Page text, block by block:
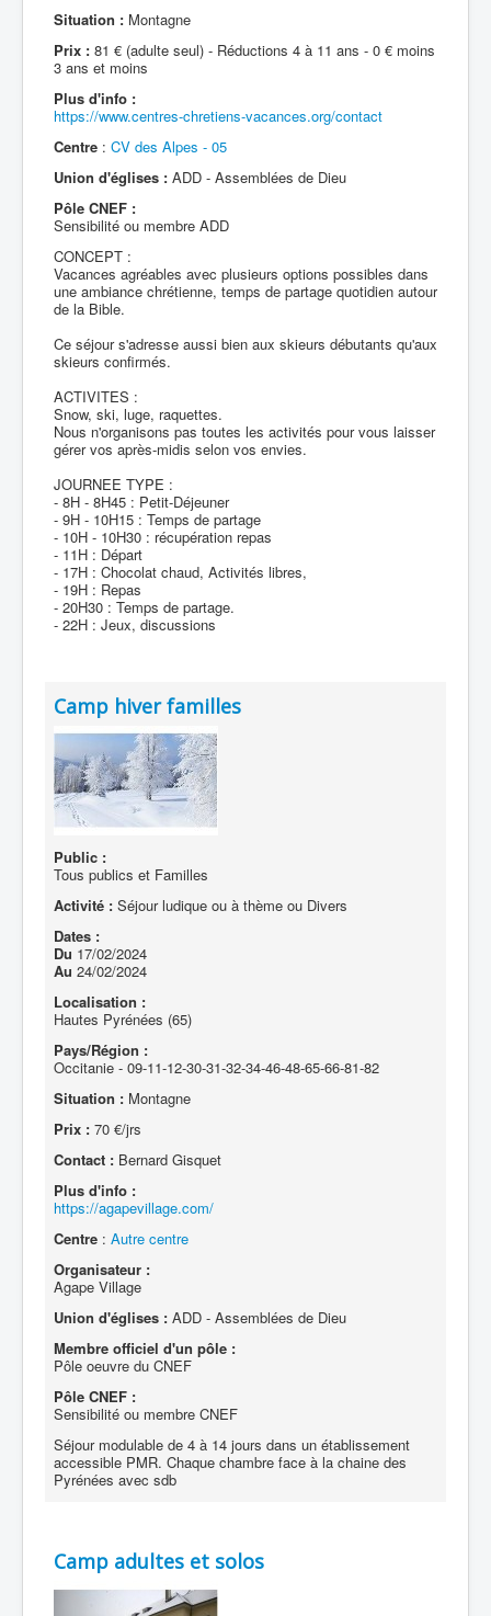
Situation : Montagne
Prix : 81 € (adulte seul) - Réductions 4 à 11 ans - 0 € moins
3 ans et moins
Plus d'info :
https://www.centres-chretiens-vacances.org/contact
Centre : CV des Alpes - 05
Union d'églises : ADD - Assemblées de Dieu
Pôle CNEF :
Sensibilité ou membre ADD
CONCEPT :
Vacances agréables avec plusieurs options possibles dans
une ambiance chrétienne, temps de partage quotidien autour
de la Bible.
Ce séjour s'adresse aussi bien aux skieurs débutants qu'aux
skieurs confirmés.
ACTIVITES :
Snow, ski, luge, raquettes.
Nous n'organisons pas toutes les activités pour vous laisser
gérer vos après-midis selon vos envies.
JOURNEE TYPE :
- 8H - 8H45 : Petit-Déjeuner
- 9H - 10H15 : Temps de partage
- 10H - 10H30 : récupération repas
- 11H : Départ
- 17H : Chocolat chaud, Activités libres,
- 19H : Repas
- 20H30 : Temps de partage.
- 22H : Jeux, discussions
Camp hiver familles
Public :
Tous publics et Familles
Activité : Séjour ludique ou à thème ou Divers
Dates :
Du 17/02/2024
Au 24/02/2024
Localisation :
Hautes Pyrénées (65)
Pays/Région :
Occitanie - 09-11-12-30-31-32-34-46-48-65-66-81-82
Situation : Montagne
Prix : 70 €/jrs
Contact : Bernard Gisquet
Plus d'info :
https://agapevillage.com/
Centre : Autre centre
Organisateur :
Agape Village
Union d'églises : ADD - Assemblées de Dieu
Membre officiel d'un pôle :
Pôle oeuvre du CNEF
Pôle CNEF :
Sensibilité ou membre CNEF
Séjour modulable de 4 à 14 jours dans un établissement
accessible PMR. Chaque chambre face à la chaine des
Pyrénées avec sdb
Camp adultes et solos